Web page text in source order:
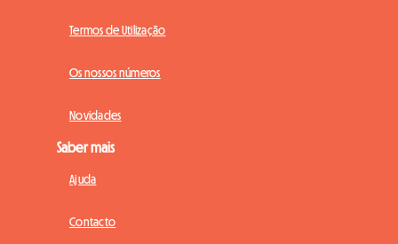
Termos de Utilização
Os nossos números
Novidades
Saber mais
Ajuda
Contacto